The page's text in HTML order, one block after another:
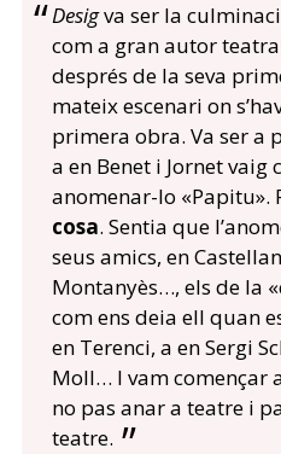
Desigva ser la
com a gran autor
després de la seva
mateix escenari on
primera obra. Va ser a
a en Benet i Jornet vaig
anomenar-lo «Papitu».
cosa. Sentia que
seus amics, en
Montanyès…, els de la
com ens deia ell quan
en Terenci, a en Sergi
Moll… I vam començar
no pas anar a teatre i
teatre.